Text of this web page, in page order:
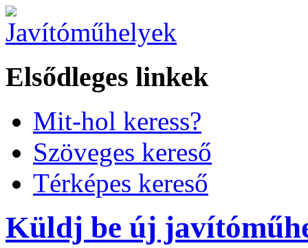
Elsődleges linkek
Mit-hol keress?
Szöveges kereső
Térképes kereső
Küldj be új